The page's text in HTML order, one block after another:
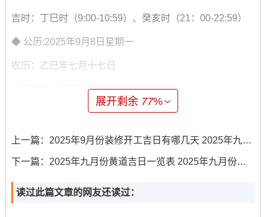
吉时：丁巳时（9:00-10:59）、癸亥时（21：00-22:59）
◆ 公历:2025年9月8日星期一
农历：乙巳年七月十七日
天干地支:乙巳年乙酉月庚辰日
【宜】嫁娶、求嗣、出行、修造、入宅、安床、开市、交
展开剩余 77%
上一篇： 2025年9月份装修开工吉日有哪几天 2025年九月份装修开工吉日
下一篇： 2025年九月份黄道吉日一览表 2025年九月份日历表
读过此篇文章的网友还读过：